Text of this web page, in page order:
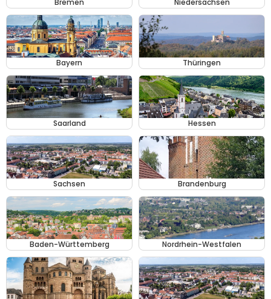
Bremen Niedersachsen
Bayern Thüringen
Saarland Hessen
Sachsen Brandenburg
Baden-Württemberg Nordrhein-Westfalen